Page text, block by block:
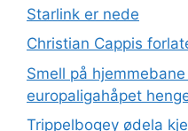
Starlink er nede
Christian Cappis
Smell på
europaligahåpet
Trippelbogey ødela